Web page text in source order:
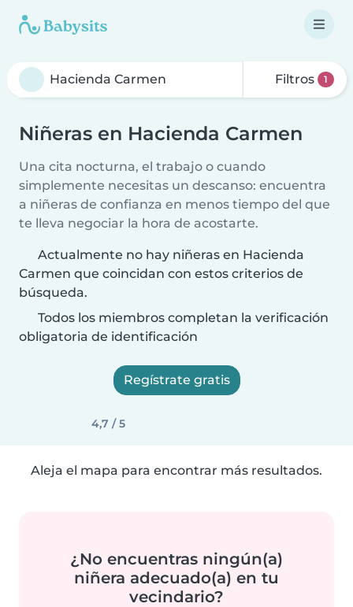
Filtros 1
Niñeras en Hacienda Carmen
Una cita nocturna, el trabajo o cuando
simplemente necesitas un descanso: encuentra
a niñeras de confianza en menos tiempo del que
te lleva negociar la hora de acostarte.
Actualmente no hay niñeras en Hacienda
Carmen que coincidan con estos criterios de
búsqueda.
Todos los miembros completan la verificación
obligatoria de identificación
Regístrate gratis
4,7 / 5
Aleja el mapa para encontrar más resultados.
¿No encuentras ningún(a)
niñera adecuado(a) en tu
vecindario?